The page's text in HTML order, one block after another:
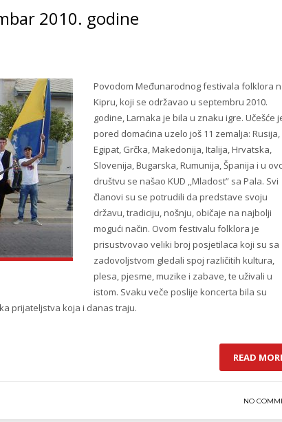
2010. godine
Povodom Međunarodnog festivala folklora
Kipru, koji se održavao u septembru 2010.
godine, Larnaka je bila u znaku igre. Učešće
pored domaćina uzelo još 11 zemalja: Rusija,
Egipat, Grčka, Makedonija, Italija, Hrvatska,
Slovenija, Bugarska, Rumunija, Španija i u
društvu se našao KUD ,,Mladost” sa Pala. Svi
članovi su se potrudili da predstave svoju
državu, tradiciju, nošnju, običaje na najbolji
mogući način. Ovom festivalu folklora je
prisustvovao veliki broj posjetilaca koji su sa
zadovoljstvom gledali spoj različitih kultura,
plesa, pjesme, muzike i zabave, te uživali u
istom. Svaku veče poslije koncerta bila su
prijateljstva koja i danas traju.
READ
NO